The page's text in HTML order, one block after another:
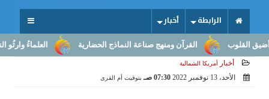
الرابطة أخبار
العلماءُ وارثُو القرآن ومنهج صناعة النماذج الحضارية
أخبار أمريكا الشمالية
الأحد، 13 نوفمبر 2022 07:30 صـ بتوقيت أم القرى